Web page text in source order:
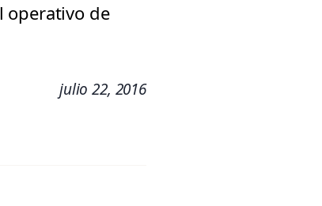
operativo de
julio 22, 2016